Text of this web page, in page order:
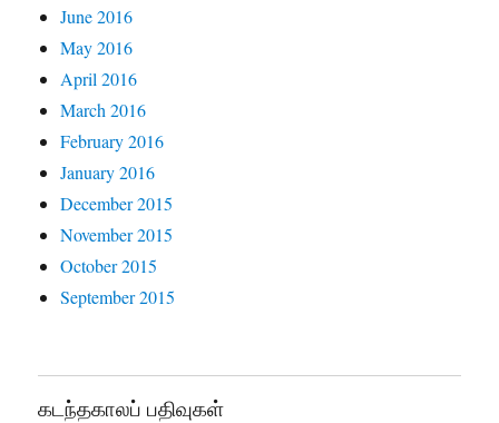
June 2016
May 2016
April 2016
March 2016
February 2016
January 2016
December 2015
November 2015
October 2015
September 2015
கடந்தகாலப் பதிவுகள்